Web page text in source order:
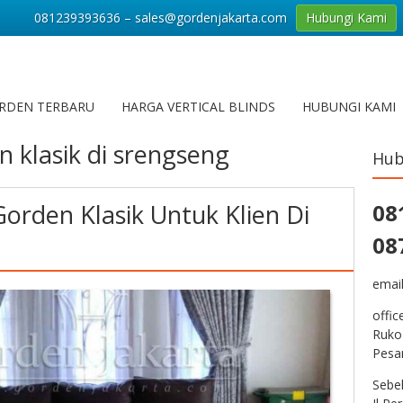
TERBARU HARGA VERTICAL BLINDS HUBUNGI KAMI
klasik di srengseng
Klasik Untuk Klien Di
081239393636 – sales@gordenjakarta.com Hubungi Kami